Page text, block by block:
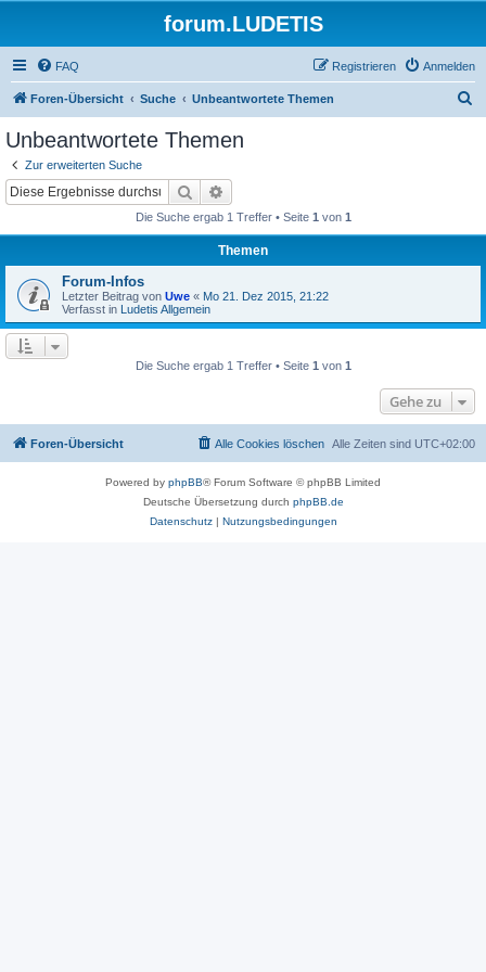
forum.LUDETIS
FAQ Anmelden
Registrieren
Foren-Übersicht Suche Unbeantwortete Themen
Unbeantwortete Themen
Zur erweiterten Suche
Suche
Die Suche ergab 1 Treffer • Seite 1 von 1
Themen
Forum-Infos
Letzter Beitrag von Uwe « Mo 21. Dez 2015, 21:22
Verfasst in Ludetis Allgemein
Die Suche ergab 1 Treffer • Seite 1 von 1
Gehe zu
Foren-Übersicht Alle Zeiten sind UTC+02:00
Alle Cookies löschen
Powered by phpBB® Forum Software © phpBB Limited
Deutsche Übersetzung durch phpBB.de
Datenschutz| Nutzungsbedingungen